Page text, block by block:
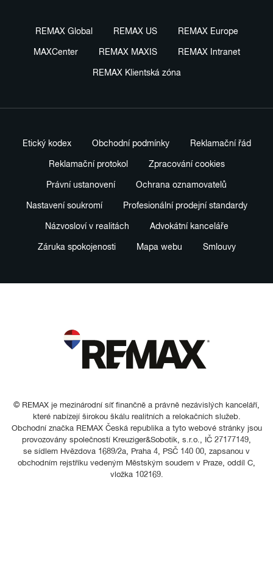
REMAX Global REMAX US REMAX Europe
MAXCenter REMAX MAXIS REMAX Intranet
REMAX Klientská zóna
Etický kodex Obchodní podmínky Reklamační řád
Reklamační protokol Zpracování cookies
Právní ustanovení Ochrana oznamovatelů
Nastavení soukromí Profesionální prodejní standardy
Názvosloví v realitách Advokátní kanceláře
Záruka spokojenosti Mapa webu Smlouvy
© REMAX je mezinárodní síť finančně a právně nezávislých kanceláří,
které nabízejí širokou škálu realitních a relokačních služeb.
Obchodní značka REMAX Česká republika a tyto webové stránky jsou
provozovány společností Kreuziger&Sobotik, s.r.o., IČ 27177149,
se sídlem Hvězdova 1689/2a, Praha 4, PSČ 140 00, zapsanou v
obchodním rejstříku vedeným Městským soudem v Praze, oddíl C,
vložka 102169.